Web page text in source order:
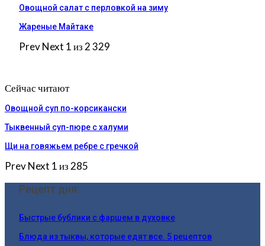
Овощной салат с перловкой на зиму
Жареные Майтаке
PrevNext 1 из 2 329
Сейчас читают
Овощной суп по-корсикански
Тыквенный суп-пюре с халуми
Щи на говяжьем ребре с гречкой
PrevNext 1 из 285
Рецепт дня:
Быстрые бублики с фаршем в духовке
Блюда из тыквы, которые едят все. 5 рецептов